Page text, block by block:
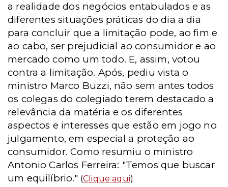
a realidade dos negócios entabulados e as
diferentes situações práticas do dia a dia
para concluir que a limitação pode, ao fim e
ao cabo, ser prejudicial ao consumidor e ao
mercado como um todo. E, assim, votou
contra a limitação. Após, pediu vista o
ministro Marco Buzzi, não sem antes todos
os colegas do colegiado terem destacado a
relevância da matéria e os diferentes
aspectos e interesses que estão em jogo no
julgamento, em especial a proteção ao
consumidor. Como resumiu o ministro
Antonio Carlos Ferreira: "Temos que buscar
um equilíbrio." (Clique aqui)